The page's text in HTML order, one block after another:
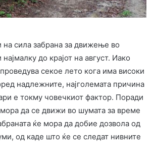
на сила забрана за движење во
до крајот на август. Иако
секое лето кога има високи
надлежните, најголемата причина
е токму човечкиот фактор. Поради
да се движи во шумата за време
ќе мора да добие дозвола од
од каде што ќе се следат нивните